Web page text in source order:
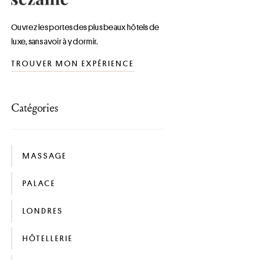
Ouvrez les portes des plus beaux hôtels de
luxe, sans avoir à y dormir.
TROUVER MON EXPÉRIENCE
Catégories
MASSAGE
PALACE
LONDRES
HÔTELLERIE